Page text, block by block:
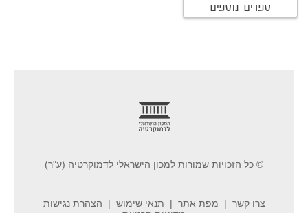
ספרים נוספים
© כל הזכויות שמורות למכון הישראלי לדמוקרטיה (ע"ר)
צרו קשר מפת אתר תנאי שימוש
הצהרת נגישות